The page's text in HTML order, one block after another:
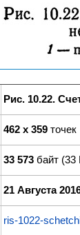
Рис. 10.22.
462 x 359 точек
33 573 байт (33
21 Августа
ris-1022-